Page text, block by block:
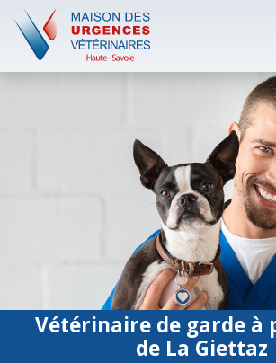
Vétérinaire de garde à
de La Giettaz